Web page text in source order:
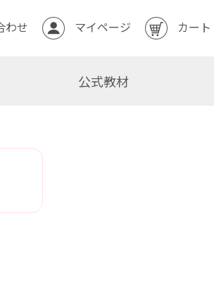
わせ マイページ カート
公式教材